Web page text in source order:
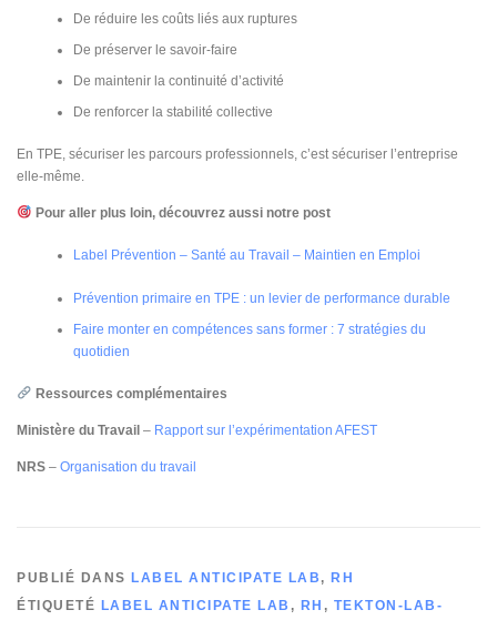
De réduire les coûts liés aux ruptures
De préserver le savoir-faire
De maintenir la continuité d’activité
De renforcer la stabilité collective
En TPE, sécuriser les parcours professionnels, c’est sécuriser l’entreprise
elle-même.
Pour aller plus loin, découvrez aussi notre post
Label Prévention – Santé au Travail – Maintien en Emploi
Prévention primaire en TPE : un levier de performance durable
Faire monter en compétences sans former : 7 stratégies du
quotidien
Ressources complémentaires
Ministère du Travail – Rapport sur l’expérimentation AFEST
NRS – Organisation du travail
PUBLIÉ DANS LABEL ANTICIPATE LAB , RH
ÉTIQUETÉ LABEL ANTICIPATE LAB , RH , TEKTON-LAB-